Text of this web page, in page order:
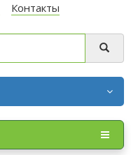
Контакты